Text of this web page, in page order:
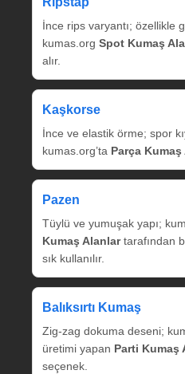
İnce rips varyantı; özellikle
kumas.org Spot Kumaş
alır.
Kaşkorse
İnce ve elastik örme; spor
kumas.org’ta Parça
Pazen
Tüylü ve yumuşak yapı;
Kumaş Alanlartarafından
sık kullanılır.
Balıksırtı Kumaş
Zig‑zag dokuma deseni;
üretimi yapan Parti Kumaş
seçenek.